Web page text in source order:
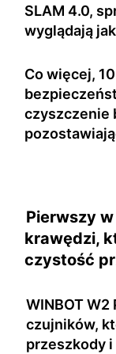
SLAM 4.0,
wyglądają
Co więcej,
czyszczenie
Pierwszy
krawędzi,
czystość
WINBOT
czujników,
przeszkody